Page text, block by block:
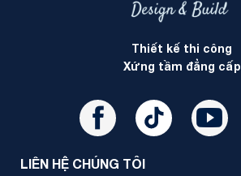
Thiết kế thi công
Xứng tầm đẳng cấp
LIÊN HỆ CHÚNG TÔI